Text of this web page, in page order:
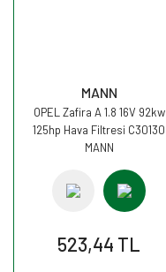
MANN
OPEL Zafira A 1.8 16V 92kw
125hp Hava Filtresi C30130
MANN
523,44 TL